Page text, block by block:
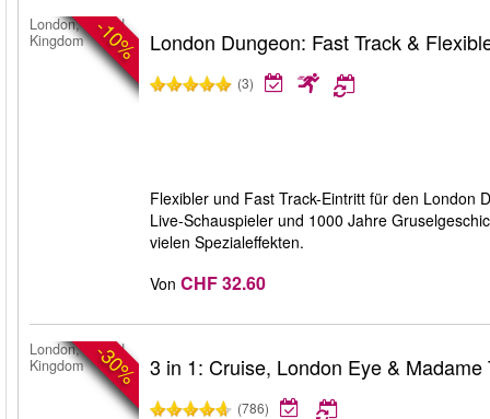
-10%
London, United
Kingdom
London Dungeon: Fast Track &
(3)
Flexibler und Fast Track-Eintritt für den London
Live-Schauspieler und 1000 Jahre
vielen Spezialeffekten.
Von CHF 32.60
-30%
London, United
Kingdom
3 in 1: Cruise, London Eye & Madame
(786)